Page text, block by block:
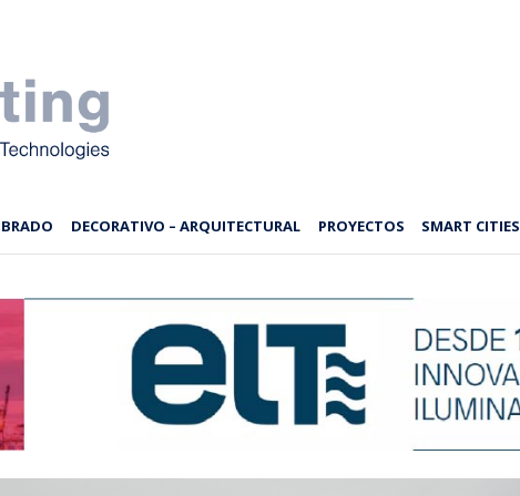
DECORATIVO – ARQUITECTURAL PROYECTOS SMART CITIES